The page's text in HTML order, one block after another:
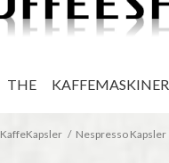
THE KAFFEMASKINER
KaffeKapsler / Nespresso Kapsler